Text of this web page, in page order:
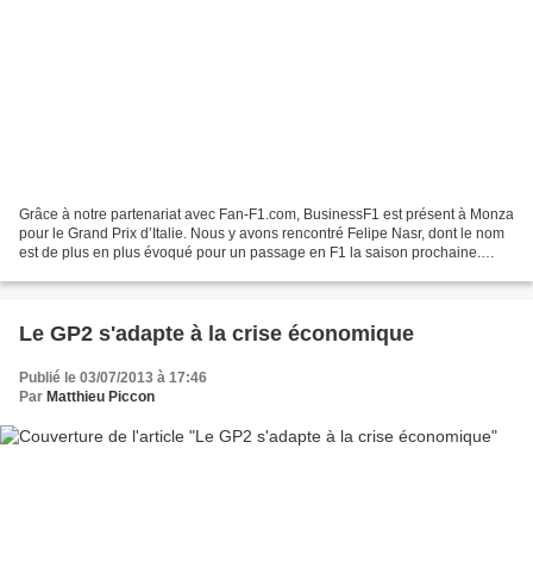
Grâce à notre partenariat avec Fan-F1.com, BusinessF1 est présent à Monza
pour le Grand Prix d’Italie. Nous y avons rencontré Felipe Nasr, dont le nom
est de plus en plus évoqué pour un passage en F1 la saison prochaine.
Le GP2 s'adapte à la crise économique
Publié le 03/07/2013 à 17:46
Par Matthieu Piccon